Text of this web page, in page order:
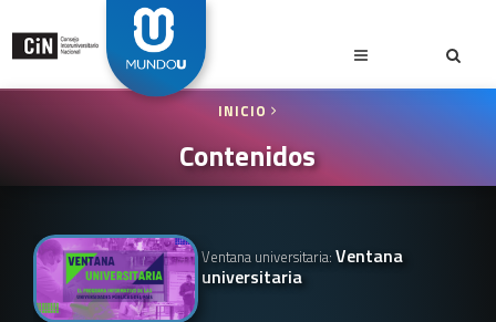
INICIO
Contenidos
Ventana universitaria:Ventana
universitaria